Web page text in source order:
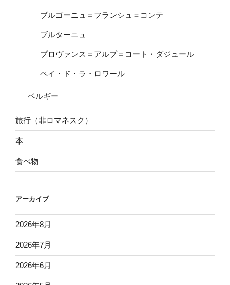
ブルゴーニュ＝フランシュ＝コンテ
ブルターニュ
プロヴァンス＝アルプ＝コート・ダジュール
ペイ・ド・ラ・ロワール
ベルギー
旅行（非ロマネスク）
本
食べ物
アーカイブ
2026年8月
2026年7月
2026年6月